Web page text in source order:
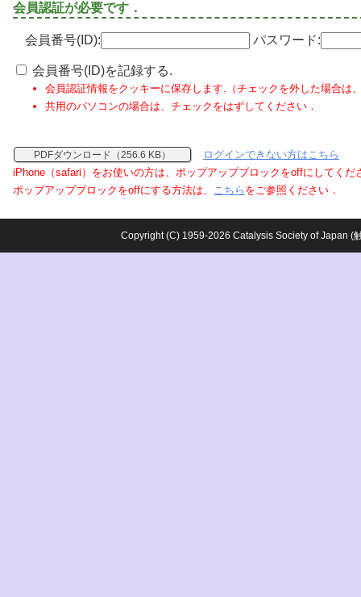
会員認証が必要です．
会員番号(ID): パスワード:
会員番号(ID)を記録する.
会員認証情報をクッキーに保存します.（チェックを外した場合は
共用のパソコンの場合は、チェックをはずしてください．
PDFダウンロード（256.6 KB）
ログインできない方はこちら
iPhone（safari）をお使いの方は、ポップアップブロックをoffにしてくだ
ポップアップブロックをoffにする方法は、 こちら をご参照ください．
Copyright (C) 1959-2026 Catalysis Society of Japan (